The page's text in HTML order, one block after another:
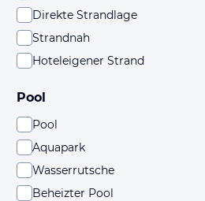
Direkte Strandlage
Strandnah
Hoteleigener Strand
Pool
Pool
Aquapark
Wasserrutsche
Beheizter Pool